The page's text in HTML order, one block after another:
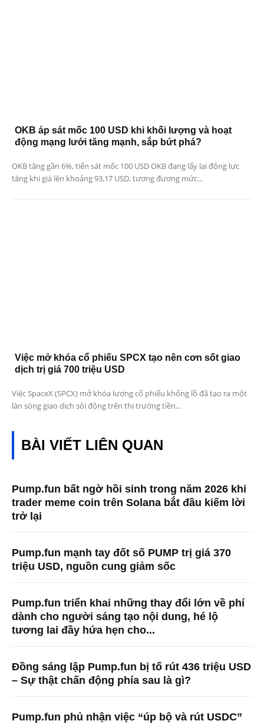
OKB áp sát mốc 100 USD khi khối lượng và hoạt
động mạng lưới tăng mạnh, sắp bứt phá?
OKB tăng gần 6%, tiến sát mốc 100 USD OKB đang lấy lại động lực
tăng khi giá lên khoảng 93,17 USD, tương đương mức...
Việc mở khóa cổ phiếu SPCX tạo nên cơn sốt giao
dịch trị giá 700 triệu USD
Việc SpaceX (SPCX) mở khóa lượng cổ phiếu khổng lồ đã tạo ra một
làn sóng giao dịch sôi động trên thị trường tiền...
BÀI VIẾT LIÊN QUAN
Pump.fun bất ngờ hồi sinh trong năm 2026 khi
trader meme coin trên Solana bắt đầu kiếm lời
trở lại
Pump.fun mạnh tay đốt số PUMP trị giá 370
triệu USD, nguồn cung giảm sốc
Pump.fun triển khai những thay đổi lớn về phí
dành cho người sáng tạo nội dung, hé lộ
tương lai đầy hứa hẹn cho...
Đồng sáng lập Pump.fun bị tố rút 436 triệu USD
– Sự thật chấn động phía sau là gì?
Pump.fun phủ nhận việc “úp bộ và rút USDC”